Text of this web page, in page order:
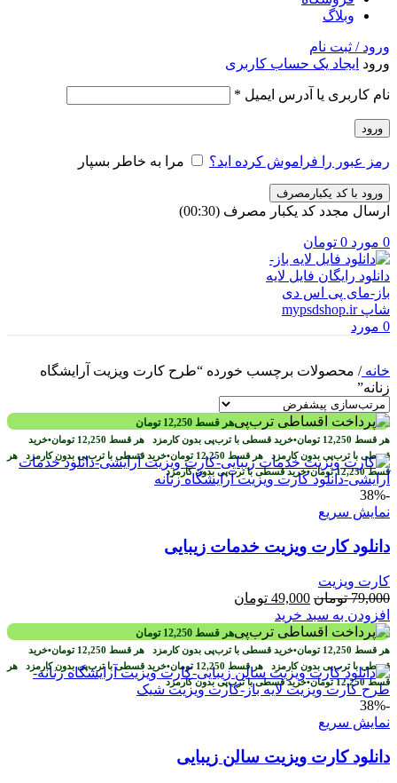
وبلاگ
ورود / ثبت نام
ورود ایجاد یک حساب کاربری
نام کاربری یا آدرس ایمیل *
ورود
رمز عبور را فراموش کرده اید؟ مرا به خاطر بسپار
ورود با کد یکبارمصرف
ارسال مجدد کد یکبار مصرف (00:
30
)
0 مورد 0 تومان
0 مورد
خانه/ محصولات برچسب خورده “طرح کارت ویزیت آرایشگاه
زنانه”
هر قسط 12,250 تومان
هر قسط 12,250 تومان•خرید قسطی با ترب‌پی بدون کارمزد هر قسط 12,250 تومان•خرید
قسطی با ترب‌پی بدون کارمزد هر قسط 12,250 تومان•خرید قسطی با ترب‌پی بدون کارمزد هر
قسط12,250 تومان•خرید قسطی با ترب‌پی بدون کارمزد
-38%
نمایش سریع
دانلود کارت ویزیت خدمات زیبایی
کارت ویزیت
79,000 تومان قیمت
اصلی
79,000 تومان
بود.
49,000 تومان
49,000 تومان
است.
افزودن به سبد خرید
هر قسط 12,250 تومان
هر قسط 12,250 تومان•خرید قسطی با ترب‌پی بدون کارمزد هر قسط 12,250 تومان•خرید
قسطی با ترب‌پی بدون کارمزد هر قسط 12,250 تومان•خرید قسطی با ترب‌پی بدون کارمزد هر
قسط12,250 تومان•خرید قسطی با ترب‌پی بدون کارمزد
-38%
نمایش سریع
دانلود کارت ویزیت سالن زیبایی